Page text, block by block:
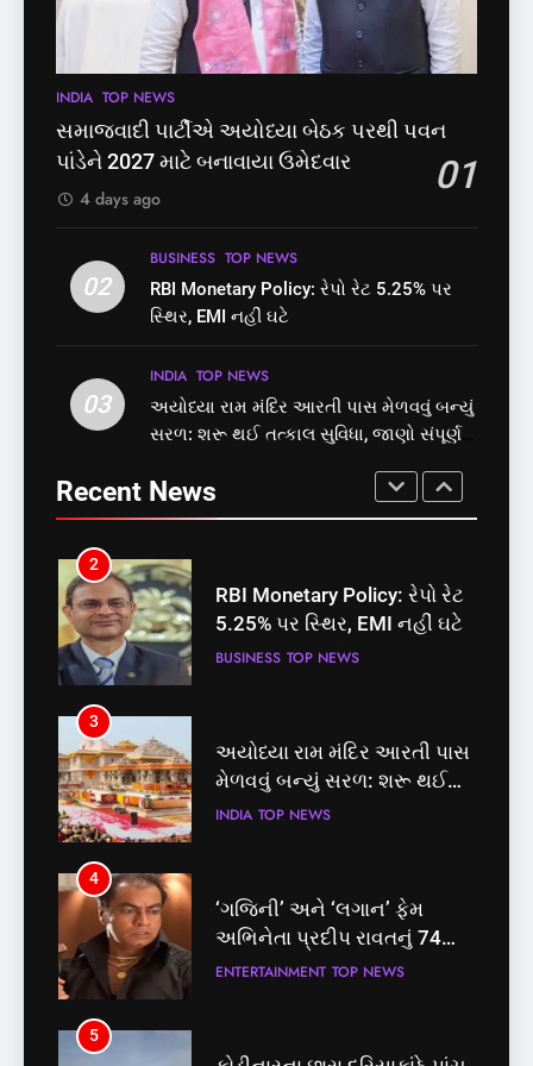
પાસ, વિપક્ષનો ઉગ્ર હોબાળો
INDIA TOP NEWS
8
શું તમારું મધ કે ઘી ખરેખર શુદ્ધ
છે? FSSAIએ ડાબરના દાવાઓની
1
સમાજવાદી પાર્ટીએ અયોધ્યા
બેઠક પરથી પવન પાંડેને 2027
2
RBI Monetary Policy: રેપો રેટ
5.25% પર સ્થિર, EMI નહીં ઘટે
3
અયોધ્યા રામ મંદિર આરતી પાસ
મેળવવું બન્યું સરળ: શરૂ થઈ
તત્કાલ સુવિધા, જાણો સંપૂર્ણ
INDIA TOP NEWS
4
‘ગજિની’ અને ‘લગાન’ ફેમ
અભિનેતા પ્રદીપ રાવતનું 74
વર્ષની વયે નિધન, બ્લડ કેન્સર
ENTERTAINMENT
5
કોડીનારના છારા દરિયાકાંઠે પાંચ
કિશોરો ડૂબ્યા, 3નો બચાવ, 2
લાપતા
GUJARAT TOP NEWS
6
INDIA TOP NEWS
સમાજવાદી પાર્ટીએ અયોધ્યા બેઠક પરથી પવન
પાંડેને 2027 માટે બનાવાયા ઉમેદવાર
01
4 days ago
02
BUSINESS TOP NEWS
RBI Monetary Policy: રેપો રેટ 5.25% પર
સ્થિર, EMI નહીં ઘટે
03
INDIA TOP NEWS
અયોધ્યા રામ મંદિર આરતી પાસ મેળવવું બન્યું
સરળ: શરૂ થઈ તત્કાલ સુવિધા, જાણો સંપૂર્ણ
Recent News
મુક્તિ,ગુજરાતમાં વેરિફિકેશન
પ્રક્રિયા બની સરળ
GUJARAT TOP NEWS
7
રાજ્યસભામાં ‘જન્મ અને મૃત્યુ
નોંધણી બિલ2026’ ધ્વનિમતથી
શું તમારું મધ કે ઘી ખરેખર શુદ્ધ
છે? FSSAIએ ડાબરના દાવાઓની
1
સમાજવાદી પાર્ટીએ અયોધ્યા
બેઠક પરથી પવન પાંડેને 2027
માટે બનાવાયા ઉમેદવાર
2
RBI Monetary Policy: રેપો રેટ
5.25% પર સ્થિર, EMI નહીં ઘટે
BUSINESS TOP NEWS
3
અયોધ્યા રામ મંદિર આરતી પાસ
મેળવવું બન્યું સરળ: શરૂ થઈ
તત્કાલ સુવિધા, જાણો સંપૂર્ણ
INDIA TOP NEWS
4
‘ગજિની’ અને ‘લગાન’ ફેમ
અભિનેતા પ્રદીપ રાવતનું 74
વર્ષની વયે નિધન, બ્લડ કેન્સર
ENTERTAINMENT TOP NEWS
5